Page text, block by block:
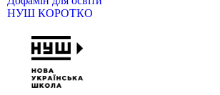
НУШ КОРОТКО